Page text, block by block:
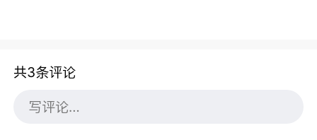
共3条评论